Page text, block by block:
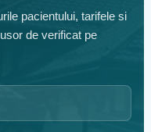
pacientului, tarifele si
de verificat pe